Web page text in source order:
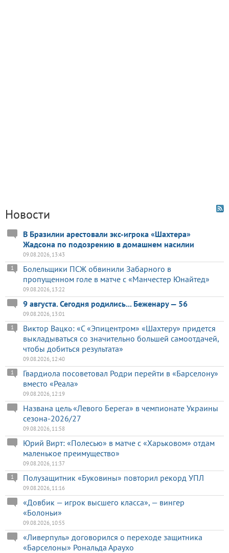
Новости
В Бразилии арестовали экс-игрока «Шахтера»
Жадсона по подозрению в домашнем насилии
09.08.2026, 13:43
Болельщики ПСЖ обвинили Забарного в
пропущенном голе в матче с «Манчестер Юнайтед»
1
09.08.2026, 13:22
9 августа. Сегодня родились... Беженару — 56
09.08.2026, 13:01
Виктор Вацко: «С «Эпицентром» «Шахтеру» придется
выкладываться со значительно большей самоотдачей,
чтобы добиться результата»
1
09.08.2026, 12:40
Гвардиола посоветовал Родри перейти в «Барселону»
вместо «Реала»
1
09.08.2026, 12:19
Названа цель «Левого Берега» в чемпионате Украины
сезона-2026/27
09.08.2026, 11:58
Юрий Вирт: «Полесью» в матче с «Харьковом» отдам
маленькое преимущество»
09.08.2026, 11:37
Полузащитник «Буковины» повторил рекорд УПЛ
1
09.08.2026, 11:16
«Довбик — игрок высшего класса», — вингер
«Болоньи»
09.08.2026, 10:55
«Ливерпуль» договорился о переходе защитника
«Барселоны» Рональда Араухо